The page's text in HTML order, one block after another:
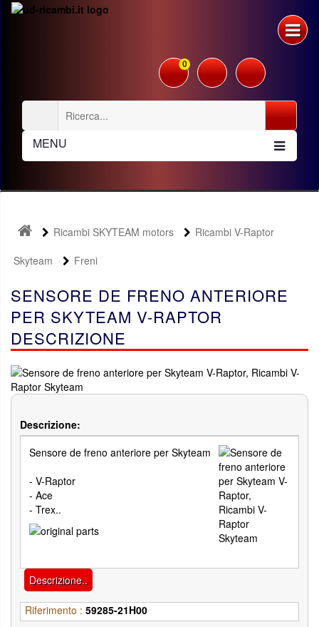
0
MENU
Ricambi SKYTEAM motors
Ricambi V-Raptor
Skyteam
Freni
SENSORE DE FRENO ANTERIORE
PER SKYTEAM V-RAPTOR
DESCRIZIONE
Descrizione:
Sensore de freno anteriore per Skyteam
- V-Raptor
- Ace
- Trex..
Descrizione..
Riferimento : 59285-21H00